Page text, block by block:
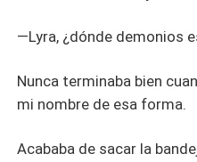
—Lyra, ¿dónde demonios
Nunca terminaba bien
mi nombre de esa forma.
Acababa de sacar la